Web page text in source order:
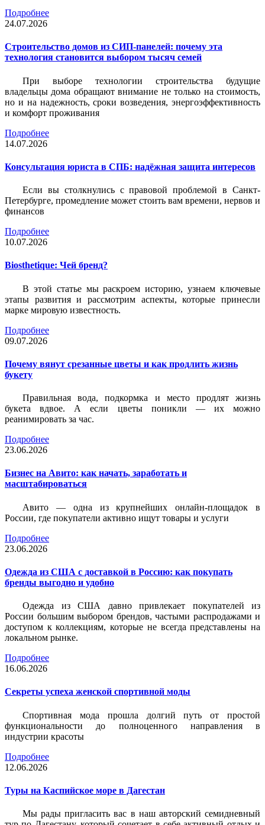
Подробнее
24.07.2026
Строительство домов из СИП-панелей: почему эта
технология становится выбором тысяч семей
При выборе технологии строительства будущие
владельцы дома обращают внимание не только на стоимость,
но и на надежность, сроки возведения, энергоэффективность
и комфорт проживания
Подробнее
14.07.2026
Консультация юриста в СПБ: надёжная защита интересов
Если вы столкнулись с правовой проблемой в Санкт-
Петербурге, промедление может стоить вам времени, нервов и
финансов
Подробнее
10.07.2026
Biosthetique: Чей бренд?
В этой статье мы раскроем историю, узнаем ключевые
этапы развития и рассмотрим аспекты, которые принесли
марке мировую известность.
Подробнее
09.07.2026
Почему вянут срезанные цветы и как продлить жизнь
букету
Правильная вода, подкормка и место продлят жизнь
букета вдвое. А если цветы поникли — их можно
реанимировать за час.
Подробнее
23.06.2026
Бизнес на Авито: как начать, заработать и
масштабироваться
Авито — одна из крупнейших онлайн-площадок в
России, где покупатели активно ищут товары и услуги
Подробнее
23.06.2026
Одежда из США с доставкой в Россию: как покупать
бренды выгодно и удобно
Одежда из США давно привлекает покупателей из
России большим выбором брендов, частыми распродажами и
доступом к коллекциям, которые не всегда представлены на
локальном рынке.
Подробнее
16.06.2026
Секреты успеха женской спортивной моды
Спортивная мода прошла долгий путь от простой
функциональности до полноценного направления в
индустрии красоты
Подробнее
12.06.2026
Туры на Каспийское море в Дагестан
Мы рады пригласить вас в наш авторский семидневный